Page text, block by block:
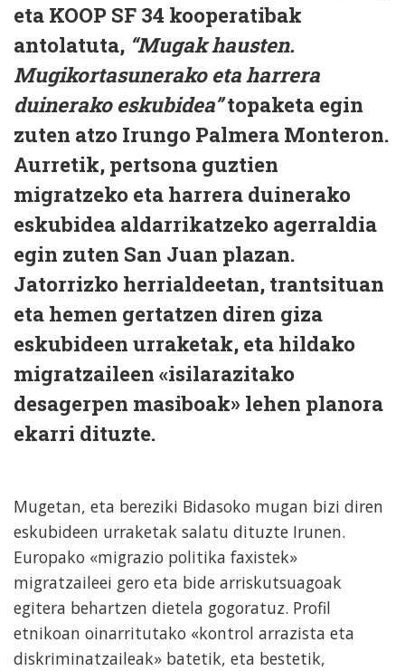
eta KOOP SF 34 kooperatibak
antolatuta, “Mugak hausten.
Mugikortasunerako eta harrera
duinerako eskubidea”topaketa egin
zuten atzo Irungo Palmera Monteron.
Aurretik, pertsona guztien
migratzeko eta harrera duinerako
eskubidea aldarrikatzeko agerraldia
egin zuten San Juan plazan.
Jatorrizko herrialdeetan, trantsituan
eta hemen gertatzen diren giza
eskubideen urraketak, eta hildako
migratzaileen «isilarazitako
desagerpen masiboak» lehen planora
ekarri dituzte.
Mugetan, eta bereziki Bidasoko mugan bizi diren
eskubideen urraketak salatu dituzte Irunen.
Europako «migrazio politika faxistek»
migratzaileei gero eta bide arriskutsuagoak
egitera behartzen dietela gogoratuz. Profil
etnikoan oinarritutako «kontrol arrazista eta
diskriminatzaileak» batetik, eta bestetik,